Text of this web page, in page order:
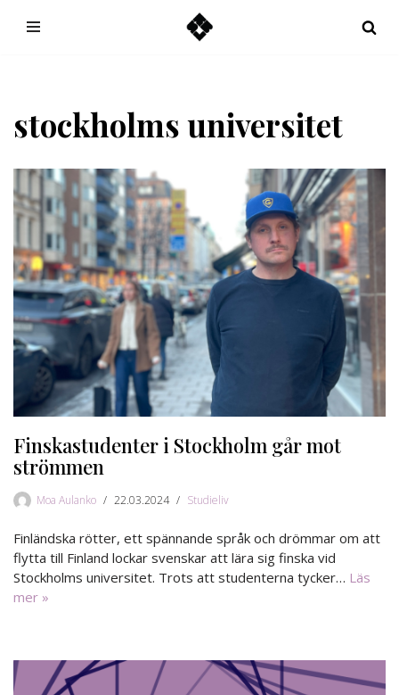
stockholms universitet
Finskastudenter i Stockholm går mot
strömmen
Moa Aulanko 22.03.2024 Studieliv
Finländska rötter, ett spännande språk och drömmar om att
flytta till Finland lockar svenskar att lära sig finska vid
Stockholms universitet. Trots att studenterna tycker… Läs
mer »